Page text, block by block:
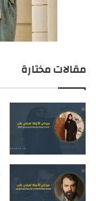
مقالات مختارة